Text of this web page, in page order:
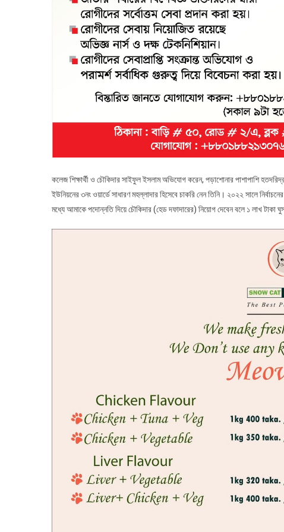
কলেজ শিক্ষার্থী ও চৌকিদার সাইফুল ইসলাম অভিযোগ করেন, পড়াশোনার পাশাপাশি
ইউনিয়নের ৩নং ওয়ার্ডে সাধারণ মহল্লাদার হিসেবে চাকরি নেন তিনি। ২০২২ সালে
মধ্যে আমাকে পদোন্নতি দিয়ে চৌকিদার (হেড দফাদারের) নিয়োগ দেবেন বলে ১ লাখ টাকা